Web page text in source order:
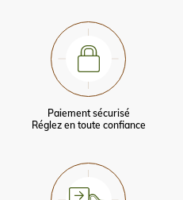
Paiement sécurisé
Réglez en toute confiance